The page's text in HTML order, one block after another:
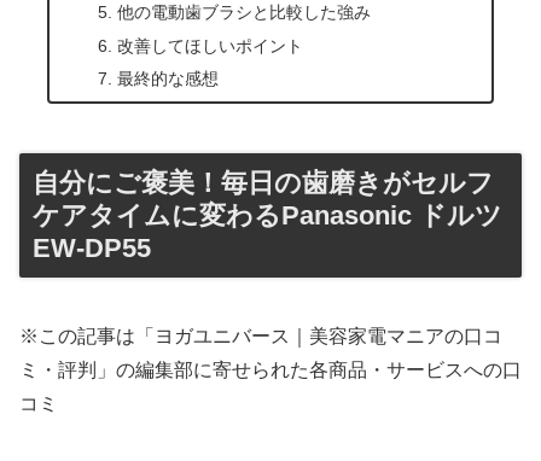
他の電動歯ブラシと比較した強み
改善してほしいポイント
最終的な感想
自分にご褒美！毎日の歯磨きがセルフ
ケアタイムに変わるPanasonic ドルツ
EW-DP55
※この記事は「ヨガユニバース｜美容家電マニアの口コ
ミ・評判」の編集部に寄せられた各商品・サービスへの口
コミ